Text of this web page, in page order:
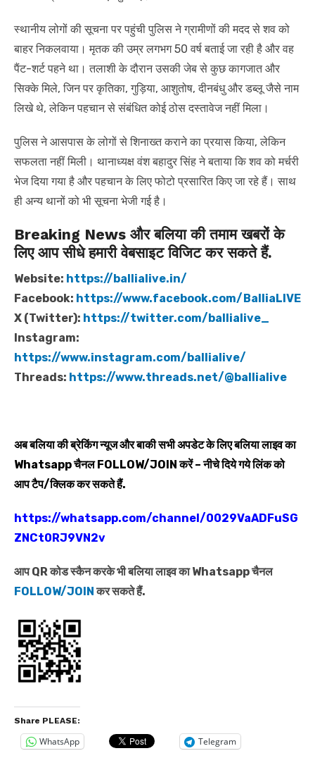
स्थानीय लोगों की सूचना पर पहुंची पुलिस ने ग्रामीणों की मदद से शव को
बाहर निकलवाया। मृतक की उम्र लगभग 50 वर्ष बताई जा रही है और वह
पैंट-शर्ट पहने था। तलाशी के दौरान उसकी जेब से कुछ कागजात और
सिक्के मिले, जिन पर कृतिका, गुड़िया, आशुतोष, दीनबंधु और डब्लू जैसे नाम
लिखे थे, लेकिन पहचान से संबंधित कोई ठोस दस्तावेज नहीं मिला।
पुलिस ने आसपास के लोगों से शिनाख्त कराने का प्रयास किया, लेकिन
सफलता नहीं मिली। थानाध्यक्ष वंश बहादुर सिंह ने बताया कि शव को मर्चरी
भेज दिया गया है और पहचान के लिए फोटो प्रसारित किए जा रहे हैं। साथ
ही अन्य थानों को भी सूचना भेजी गई है।
Breaking News और बलिया की तमाम खबरों के
लिए आप सीधे हमारी वेबसाइट विजिट कर सकते हैं.
Website: https://ballialive.in/
Facebook: https://www.facebook.com/BalliaLIVE
X (Twitter): https://twitter.com/ballialive_
Instagram:
https://www.instagram.com/ballialive/
Threads: https://www.threads.net/@ballialive
अब बलिया की ब्रेकिंग न्यूज और बाकी सभी अपडेट के लिए बलिया लाइव का
WhatsappचैनलFOLLOW/JOINकरें – नीचे दिये गये लिंक को
आप टैप/क्लिक कर सकते हैं.
https://whatsapp.com/channel/0029VaADFuSG
ZNCt0RJ9VN2v
आप QR कोड स्कैन करके भी बलिया लाइव का Whatsapp चैनल
FOLLOW/JOINकर सकते हैं.
Share PLEASE:
WhatsApp Telegram